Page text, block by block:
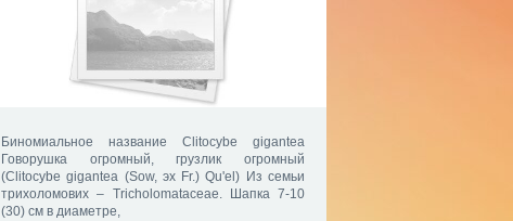
Биномиальное название Clitocybe gigantea
Говорушка огромный, грузлик огромный
(Clitocybe gigantea (Sow, эх Fr.) Qu'el) Из семьи
трихоломових – Tricholomataceae. Шапка 7-10
(30) см в диаметре,